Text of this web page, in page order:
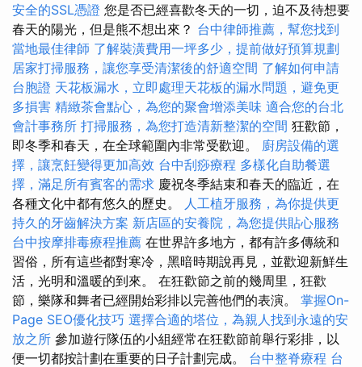
安全的SSL憑證 您是否已經喜歡冬天的一切，迫不及待想要
春天的陽光，但是熊不想出來？ 台中律師推薦，幫您找到
當地最佳律師 了解裝潢費用一坪多少，提前做好預算規劃
居家打掃服務，讓您享受清潔後的舒適空間 了解如何申請
台胞證 天花板漏水，立即處理天花板的漏水問題，避免更
多損害 精緻茶會點心，為您的聚會增添美味 適合您的台北
會計事務所 打掃服務，為您打造清新整潔的空間 狂歡節，
即冬季和春天，在全球範圍內非常受歡迎。 廚房設備的選
擇，讓烹飪變得更加高效 台中刮痧療程 多樣化自助餐選
擇，滿足所有賓客的需求 慶祝冬季結束和春天的臨近，在
各種文化中都有悠久的歷史。
人工植牙服務，為你提供更
持久的牙齒解決方案 新店區的安養院，為您提供貼心服務
台中按摩排毒療程推薦 在世界許多地方，都有許多傳統和
習俗，所有這些都對寒冷，黑暗時期說再見，並歡迎新鮮生
活，光明和溫暖的到來。 在狂歡節之前的幾周里，狂歡
節，樂隊和舞者已經開始彩排以完善他們的表演。 掌握On-
Page SEO優化技巧 選擇合適的塔位，為親人找到永遠的安
放之所 參加遊行隊伍的小組經常在狂歡節前舉行彩排，以
便一切都按計劃在重要的日子計劃完成。 台中整脊療程 台